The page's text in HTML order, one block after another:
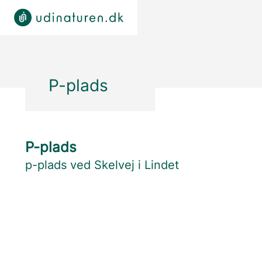
P-plads
P-plads
p-plads ved Skelvej i Lindet